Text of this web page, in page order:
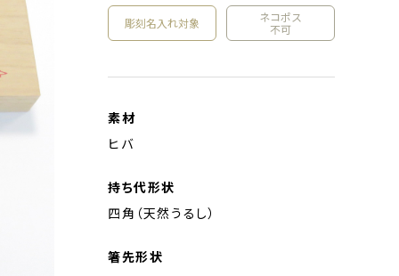
彫刻名入れ対象
ネコポス
不可
素材
ヒバ
持ち代形状
四角（天然うるし）
箸先形状